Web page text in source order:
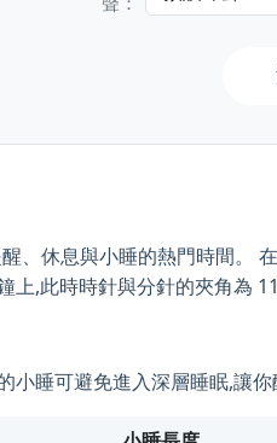
休息與小睡的熱門時間。
,此時時針與分針的夾角為
小睡可避免進入深層睡眠,讓